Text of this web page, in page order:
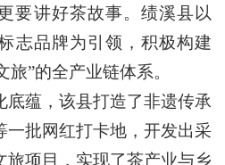
要讲好茶故事。绩溪县以
志品牌为引领，积极构建
”的全产业链体系。
底蕴，该县打造了非遗传承
一批网红打卡地，开发出采
旅项目，实现了茶产业与乡